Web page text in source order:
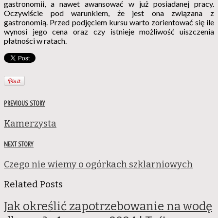
gastronomii, a nawet awansować w już posiadanej pracy.
Oczywiście pod warunkiem, że jest ona związana z
gastronomią. Przed podjęciem kursu warto zorientować się ile
wynosi jego cena oraz czy istnieje możliwość uiszczenia
płatności w ratach.
PREVIOUS STORY
Kamerzysta
NEXT STORY
Czego nie wiemy o ogórkach szklarniowych
Related Posts
Jak określić zapotrzebowanie na wodę